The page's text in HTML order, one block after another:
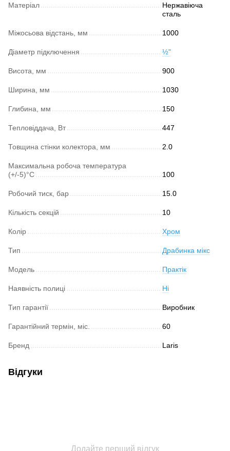
Матеріал
Нержавіюча
сталь
Міжосьова відстань, мм 1000
Діаметр підключення ½"
Висота, мм 900
Ширина, мм 1030
Глибина, мм 150
Тепловіддача, Вт 447
Товщина стінки колектора, мм 2.0
Максимальна робоча температура
(+/-5)°C
100
Робочий тиск, бар 15.0
Кількість секцій 10
Колір Хром
Тип Драбинка мікс
Модель Практік
Наявність полиці Ні
Тип гарантії Виробник
Гарантійний термін, міс. 60
Бренд Laris
Відгуки
Додайте перший відгук